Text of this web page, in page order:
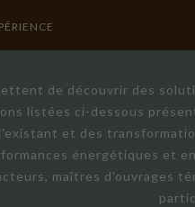
de découvrir des
listées ci-dessous
et des
énergétiques et
maîtres d'ouvrages